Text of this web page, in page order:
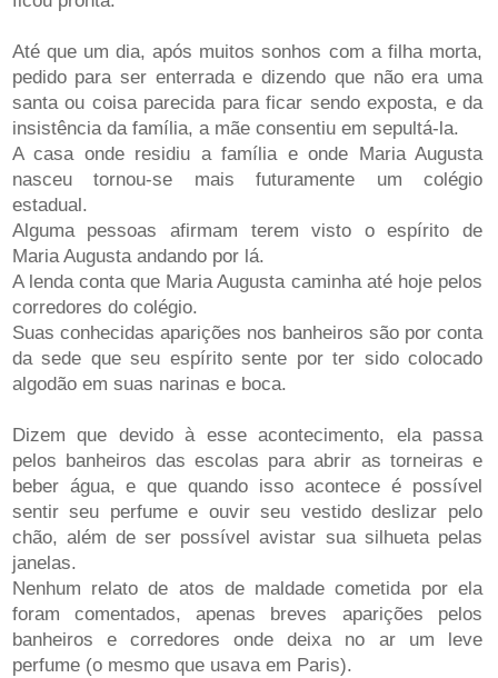
Até que um dia, após muitos sonhos com a filha morta,
pedido para ser enterrada e dizendo que não era uma
santa ou coisa parecida para ficar sendo exposta, e da
insistência da família, a mãe consentiu em sepultá-la.
A casa onde residiu a família e onde Maria Augusta
nasceu tornou-se mais futuramente um colégio
estadual.
Alguma pessoas afirmam terem visto o espírito de
Maria Augusta andando por lá.
A lenda conta que Maria Augusta caminha até hoje pelos
corredores do colégio.
Suas conhecidas aparições nos banheiros são por conta
da sede que seu espírito sente por ter sido colocado
algodão em suas narinas e boca.
Dizem que devido à esse acontecimento, ela passa
pelos banheiros das escolas para abrir as torneiras e
beber água, e que quando isso acontece é possível
sentir seu perfume e ouvir seu vestido deslizar pelo
chão, além de ser possível avistar sua silhueta pelas
janelas.
Nenhum relato de atos de maldade cometida por ela
foram comentados, apenas breves aparições pelos
banheiros e corredores onde deixa no ar um leve
perfume (o mesmo que usava em Paris).